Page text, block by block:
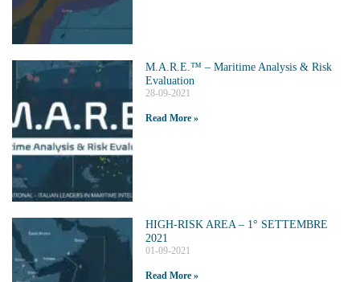
M.A.R.E.™️ – Maritime Analysis & Risk
Evaluation
28-09-2021
Read More »
HIGH-RISK AREA – 1° SETTEMBRE
2021
01-09-2021
Read More »